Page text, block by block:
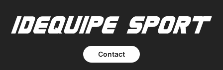
Contact